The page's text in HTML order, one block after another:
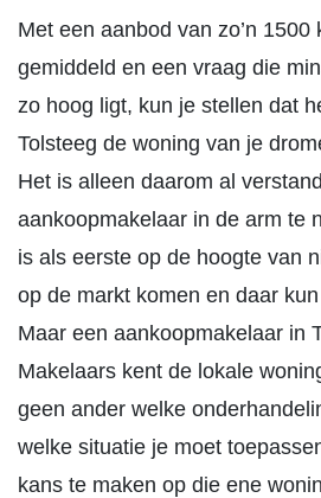
Met een aanbod van zo’n 1500
gemiddeld en een vraag die
zo hoog ligt, kun je stellen dat
Tolsteeg de woning van je
Het is alleen daarom al
aankoopmakelaar in de arm te
is als eerste op de hoogte van
op de markt komen en daar
Maar een aankoopmakelaar in
Makelaars kent de lokale
geen ander welke
welke situatie je moet
kans te maken op die ene